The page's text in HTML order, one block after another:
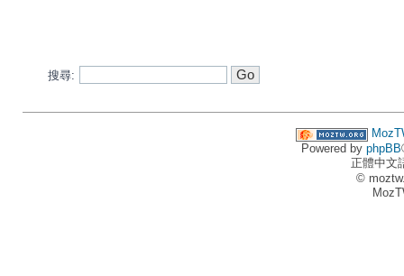
搜尋:
Powered by phpBB
正體中文
©